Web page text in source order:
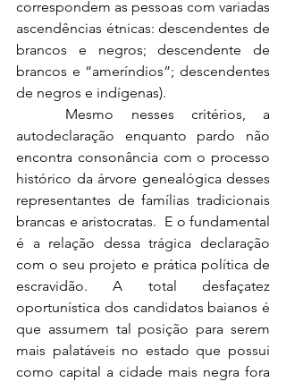
correspondem as pessoas com variadas
ascendências étnicas: descendentes de
brancos e negros; descendente de
brancos e “ameríndios”; descendentes
de negros e indígenas).
autodeclaração enquanto pardo não
encontra consonância com o processo
histórico da árvore genealógica desses
representantes de famílias tradicionais
brancas e aristocratas.  E o fundamental
é a relação dessa trágica declaração
com o seu projeto e prática política de
escravidão. A total desfaçatez
oportunística dos candidatos baianos é
que assumem tal posição para serem
mais palatáveis no estado que possui
como capital a cidade mais negra fora